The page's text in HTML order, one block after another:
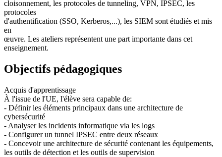
cloisonnement, les protocoles de tunneling, VPN, IPSEC, les
protocoles
d'authentification (SSO, Kerberos,...), les SIEM sont étudiés et mis
en
œuvre. Les ateliers représentent une part importante dans cet
enseignement.
Objectifs pédagogiques
Acquis d'apprentissage
À l'issue de l'UE, l'élève sera capable de:
- Définir les éléments principaux dans une architecture de
cybersécurité
- Analyser les incidents informatique via les logs
- Configurer un tunnel IPSEC entre deux réseaux
- Concevoir une architecture de sécurité contenant les équipements,
les outils de détection et les outils de supervision